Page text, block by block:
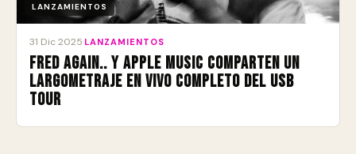
LANZAMIENTOS
31 Dic 2025 LANZAMIENTOS
Fred again.. y Apple Music comparten un
largometraje en vivo completo del USB
Tour